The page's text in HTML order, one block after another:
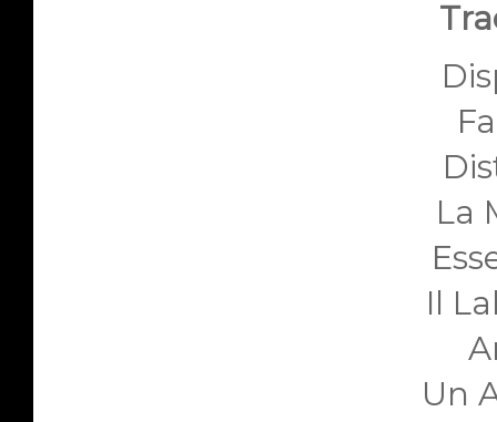
La
Il
Un